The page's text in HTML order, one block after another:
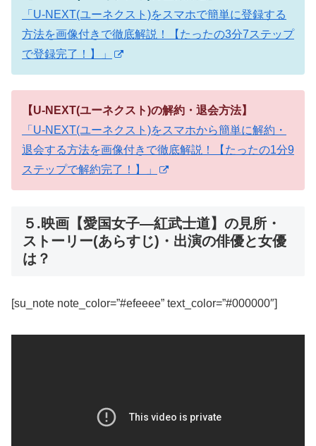
「U-NEXT(ユーネクスト)をスマホで簡単に登録する
方法を画像付きで徹底解説！【たったの3分7ステップ
で登録完了！】」
【U-NEXT(ユーネクスト)の解約・退会方法】
「U-NEXT(ユーネクスト)をスマホから簡単に解約・
退会する方法を画像付きで徹底解説！【たったの1分9
ステップで解約完了！】」
５.映画【愛国女子―紅武士道】の見所・
ストーリー(あらすじ)・出演の俳優と女優
は？
[su_note note_color=”#efeeee” text_color=”#000000″]